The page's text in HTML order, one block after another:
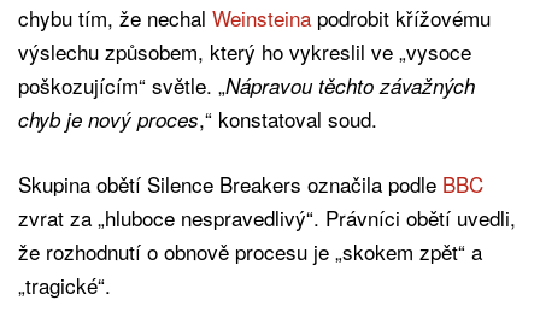
chybu tím, že nechal Weinsteina podrobit křížovému
výslechu způsobem, který ho vykreslil ve „vysoce
poškozujícím“ světle. „Nápravou těchto závažných
chyb je nový proces,“ konstatoval soud.
Skupina obětí Silence Breakers označila podle BBC
zvrat za „hluboce nespravedlivý“. Právníci obětí uvedli,
že rozhodnutí o obnově procesu je „skokem zpět“ a
„tragické“.